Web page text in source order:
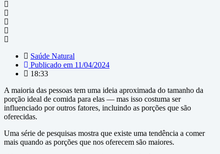
Saúde Natural
Publicado em 11/04/2024
18:33
A maioria das pessoas tem uma ideia aproximada do tamanho da
porção ideal de comida para elas — mas isso costuma ser
influenciado por outros fatores, incluindo as porções que são
oferecidas.
Uma série de pesquisas mostra que existe uma tendência a comer
mais quando as porções que nos oferecem são maiores.